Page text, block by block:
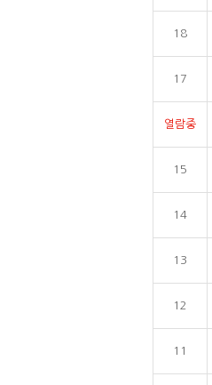
18
17
열람중
15
14
13
12
11